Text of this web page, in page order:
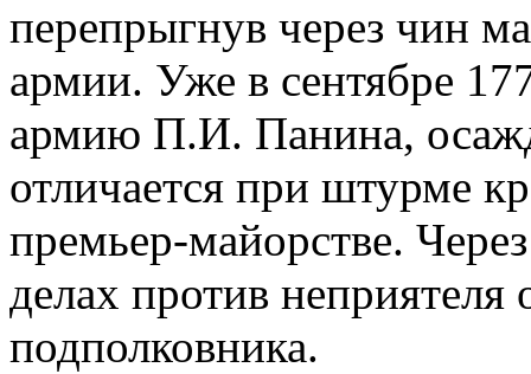
перепрыгнув через чин
армии. Уже в сентябре
армию П.И. Панина,
отличается при штурме
премьер-майорстве.
делах против неприятеля
подполковника.